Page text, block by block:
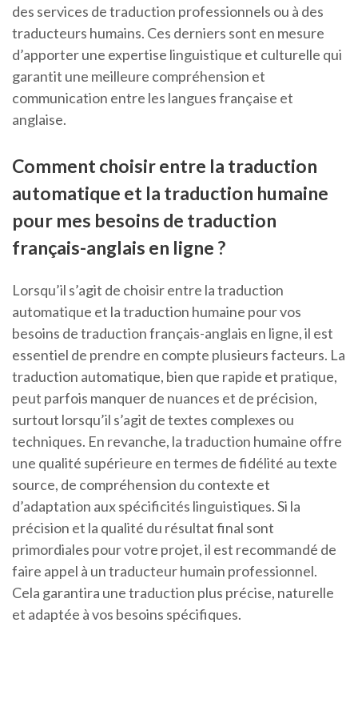
des services de traduction professionnels ou à des
traducteurs humains. Ces derniers sont en mesure
d’apporter une expertise linguistique et culturelle qui
garantit une meilleure compréhension et
communication entre les langues française et
anglaise.
Comment choisir entre la traduction
automatique et la traduction humaine
pour mes besoins de traduction
français-anglais en ligne ?
Lorsqu’il s’agit de choisir entre la traduction
automatique et la traduction humaine pour vos
besoins de traduction français-anglais en ligne, il est
essentiel de prendre en compte plusieurs facteurs. La
traduction automatique, bien que rapide et pratique,
peut parfois manquer de nuances et de précision,
surtout lorsqu’il s’agit de textes complexes ou
techniques. En revanche, la traduction humaine offre
une qualité supérieure en termes de fidélité au texte
source, de compréhension du contexte et
d’adaptation aux spécificités linguistiques. Si la
précision et la qualité du résultat final sont
primordiales pour votre projet, il est recommandé de
faire appel à un traducteur humain professionnel.
Cela garantira une traduction plus précise, naturelle
et adaptée à vos besoins spécifiques.